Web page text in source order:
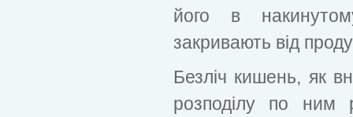
його в
закривають від
Безліч кишень, як
розподілу по ним